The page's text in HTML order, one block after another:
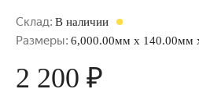
Склад: В наличии
Размеры: 6,000.00мм x 140.00мм
2 200 ₽